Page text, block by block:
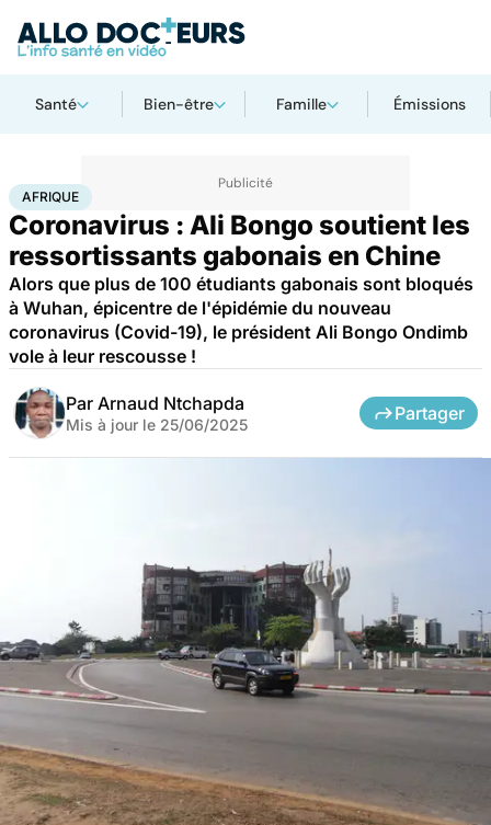
Santé Bien-être Famille Émissions
AccueilSanté
AFRIQUE
Coronavirus : Ali Bongo soutient les
ressortissants gabonais en Chine
Alors que plus de 100 étudiants gabonais sont bloqués
à Wuhan, épicentre de l'épidémie du nouveau
coronavirus (Covid-19), le président Ali Bongo Ondimb
vole à leur rescousse !
Par Arnaud Ntchapda
Mis à jour le 25/06/2025
Partager